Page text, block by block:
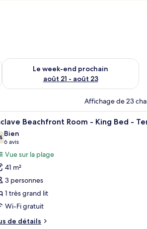
août 14 - août 16
Le week-end prochain
août 21 - août 23
Vérifier la disponibilité pour le week-
Affichage de 23
et un mur recouvert de panneaux de bois.
avec des coussins rouges, une télévision,
:
Une chambre
10 Beachfront Room - King Bed -
sur 10
Bien
6 avis
(6 avis)
Vue sur la plage
41 m²
3 personnes
1 très grand lit
Wi-Fi gratuit
de détails